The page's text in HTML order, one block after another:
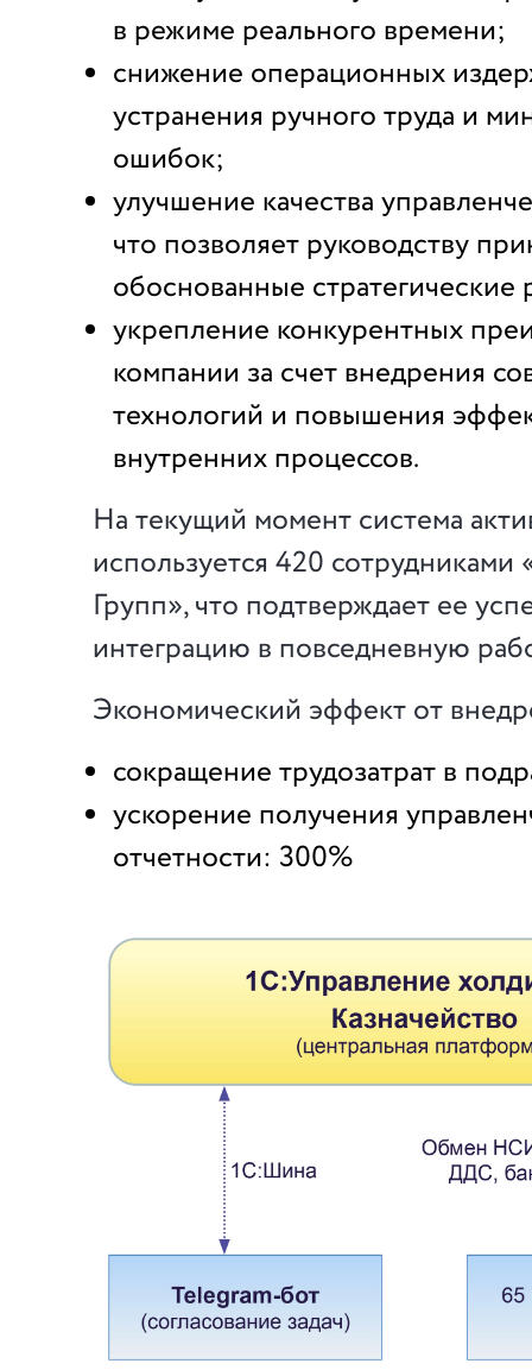
в режиме реального времени;
снижение операционных
устранения ручного труда и
ошибок;
улучшение качества
что позволяет руководству
обоснованные
укрепление конкурентных
компании за счет внедрения
технологий и повышения
внутренних процессов.
На текущий момент система
используется 420
Групп», что подтверждает ее
интеграцию в повседневную
Экономический эффект от
сокращение трудозатрат в
ускорение получения
отчетности: 300%